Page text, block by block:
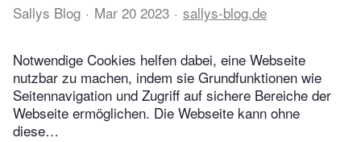
Sallys Blog Mar 20 2023 sallys-blog.de
Notwendige Cookies helfen dabei, eine Webseite
nutzbar zu machen, indem sie Grundfunktionen wie
Seitennavigation und Zugriff auf sichere Bereiche der
Webseite ermöglichen. Die Webseite kann ohne
diese…